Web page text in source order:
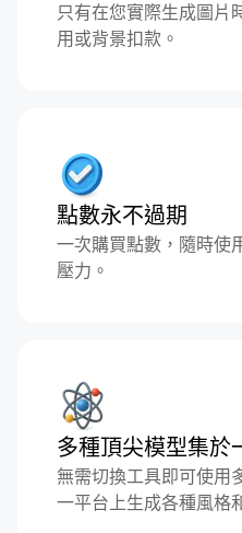
只有在您實際生成圖片
用或背景扣款。
點數永不過期
一次購買點數，隨時使
壓力。
多種頂尖模型集於
無需切換工具即可使用
一平台上生成各種風格